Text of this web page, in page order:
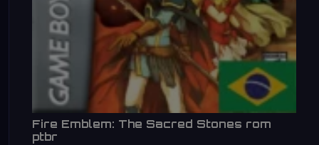
Fire Emblem: The Sacred Stones rom
ptbr